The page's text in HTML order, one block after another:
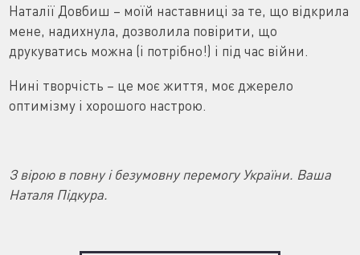
Наталії Довбиш – моїй наставниці за те, що відкрила
мене, надихнула, дозволила повірити, що
друкуватись можна (і потрібно!) і під час війни.
Нині творчість – це моє життя, моє джерело
оптимізму і хорошого настрою.
З вірою в повну і безумовну перемогу України. Ваша
Наталя Підкура.